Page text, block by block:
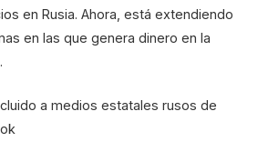
en Rusia. Ahora, está extendiendo
en las que genera dinero en la
a medios estatales rusos de